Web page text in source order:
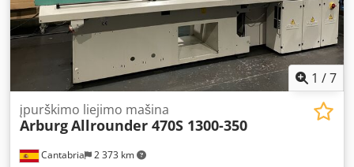
1 /7
Cantabria 2 373 km
įpurškimo liejimo mašina
ArburgAllrounder 470S 1300-350